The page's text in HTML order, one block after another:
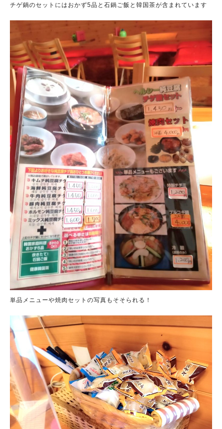
チゲ鍋のセットにはおかず5品と石鍋ご飯と韓国茶が含まれています
単品メニューや焼肉セットの写真もそそられる！